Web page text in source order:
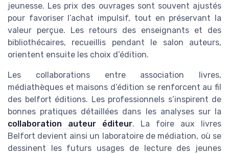
jeunesse. Les prix des ouvrages sont souvent ajustés
pour favoriser l’achat impulsif, tout en préservant la
valeur perçue. Les retours des enseignants et des
bibliothécaires, recueillis pendant le salon auteurs,
orientent ensuite les choix d’édition.
Les collaborations entre association livres,
médiathèques et maisons d’édition se renforcent au fil
des belfort éditions. Les professionnels s’inspirent de
bonnes pratiques détaillées dans les analyses sur la
collaboration auteur éditeur. La foire aux livres
Belfort devient ainsi un laboratoire de médiation, où se
dessinent les futurs usages de lecture des jeunes